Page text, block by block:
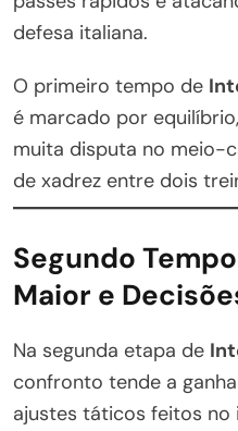
defesa italiana.
O primeiro tempo de
é marcado por
muita disputa no meio-
de xadrez entre dois
Segundo
Maior e
Na segunda etapa de
confronto tende a
ajustes táticos feitos no